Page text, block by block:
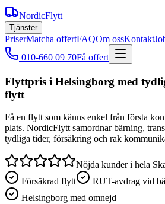
NordicFlytt
Tjänster
PriserMatcha offertFAQOm ossKontakt
010-660 09 70Få offert
Flyttpris i Helsingborg med
flytt
Få en flytt som känns enkel från första
plats. NordicFlytt samordnar bärning,
tydliga tider, försäkring och rak
Nöjda kunder i hela
Försäkrad flytt
RUT-avdrag vid
Helsingborg med omnejd